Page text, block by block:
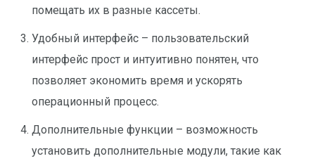
помещать их в разные кассеты.
Удобный интерфейс – пользовательский
интерфейс прост и интуитивно понятен, что
позволяет экономить время и ускорять
операционный процесс.
Дополнительные функции – возможность
установить дополнительные модули, такие как